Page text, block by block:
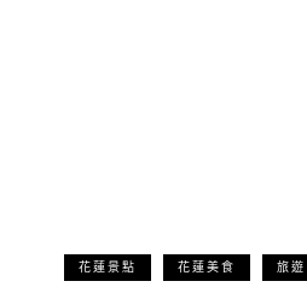
花蓮景點 花蓮美食 旅遊